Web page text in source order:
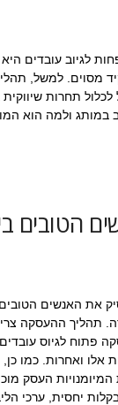
לגיוב עובדים
מסוים. למשל, תהליך
לכלול תחרות שיווקית
במותג ולמה הוא
את האנשים
תהליך ההעסקה
פתוח לגיוס עובדים
אלו ואחרות. כמו
העסק
בקלות יחסית, ערכי